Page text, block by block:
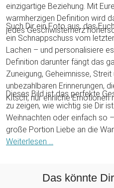
einzigartige Beziehung. Mit
warmherzigen Definition wird
jedes Geschwisterherz
Such Dir ein Foto aus, das
ein Schnappschuss vom
Lachen – und personalisiere
Definition darunter fängt das
Zuneigung, Geheimnisse,
unbezahlbaren Erinnerungen,
Kitsch, nur ehrliche Emotionen
Dieses Bild ist das perfekte
zu zeigen, wie wichtig sie Dir
Weihnachten oder einfach so
große Portion Liebe an die
Weiterlesen ...
Das könnte